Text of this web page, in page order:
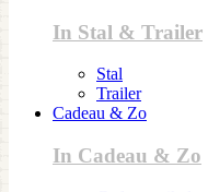
In Stal & Trailer
Stal
Trailer
Cadeau & Zo
In Cadeau & Zo